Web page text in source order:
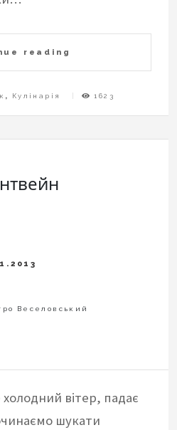
reading
, Кулінарія 1623
вітер, падає
шукати